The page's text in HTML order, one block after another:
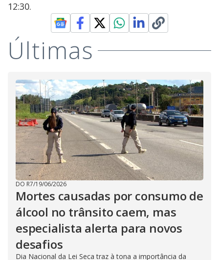
12:30.
Últimas
DO R7/19/06/2026
Mortes causadas por consumo de
álcool no trânsito caem, mas
especialista alerta para novos
desafios
Dia Nacional da Lei Seca traz à tona a importância da